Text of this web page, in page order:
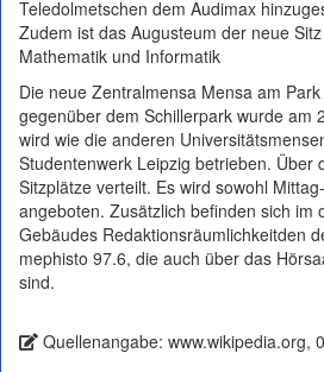
Teledolmetschen dem Audimax
Zudem ist das Augusteum der neue
Mathematik und Informatik
Die neue Zentralmensa Mensa am
gegenüber dem Schillerpark wurde am
wird wie die anderen
Studentenwerk Leipzig betrieben. Über
Sitzplätze verteilt. Es wird sowohl
angeboten. Zusätzlich befinden sich im
Gebäudes Redaktionsräumlichkeitden
mephisto 97.6, die auch über das
sind.
Quellenangabe: www.wikipedia.org,